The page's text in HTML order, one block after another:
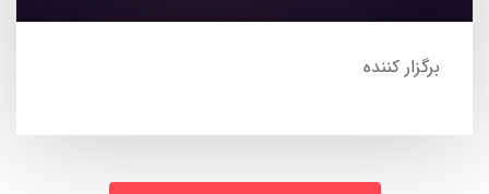
برگزار کننده